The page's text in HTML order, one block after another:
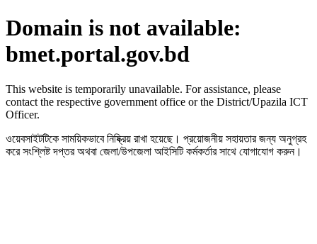
Domain is not available:
bmet.portal.gov.bd
This website is temporarily unavailable. For assistance, please
contact the respective government office or the District/Upazila ICT
Officer.
ওয়েবসাইটটিকে সাময়িকভাবে নিষ্ক্রিয় রাখা হয়েছে। প্রয়োজনীয় সহায়তার জন্য অনুগ্রহ
করে সংশ্লিষ্ট দপ্তর অথবা জেলা/উপজেলা আইসিটি কর্মকর্তার সাথে যোগাযোগ করুন।